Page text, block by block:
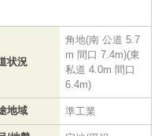
状況
角地(南 公道 5.7
m 間口 7.4m)(東
私道 4.0m 間口
6.4m)
地域 準工業